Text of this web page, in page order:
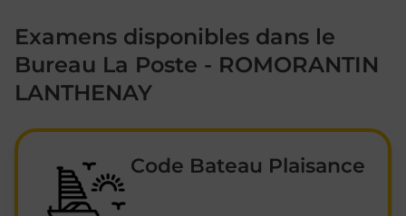
Examens disponibles dans le
Bureau La Poste - ROMORANTIN
LANTHENAY
Code Bateau Plaisance